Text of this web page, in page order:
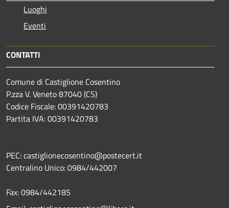
Luoghi
Eventi
CONTATTI
Comune di Castiglione Cosentino
P.zza V. Veneto 87040 (CS)
Codice Fiscale: 00391420783
Partita IVA: 00391420783
PEC: castiglionecosentino@postecert.it
Centralino Unico: 0984/442007
Fax: 0984/442185